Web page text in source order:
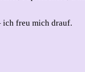
ich freu mich drauf.